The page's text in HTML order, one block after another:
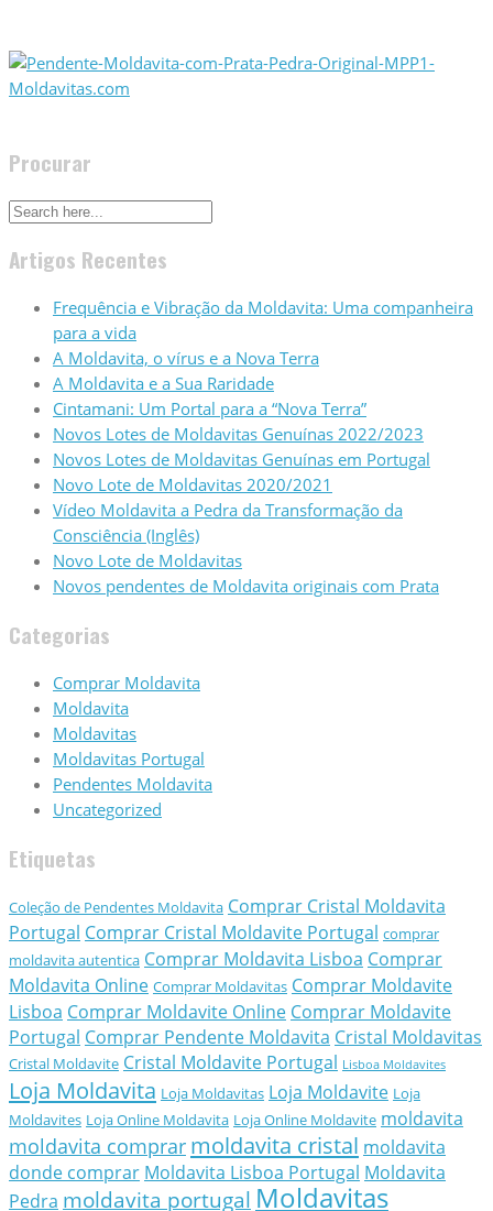
Procurar
Artigos Recentes
Frequência e Vibração da Moldavita: Uma companheira
para a vida
A Moldavita, o vírus e a Nova Terra
A Moldavita e a Sua Raridade
Cintamani: Um Portal para a “Nova Terra”
Novos Lotes de Moldavitas Genuínas 2022/2023
Novos Lotes de Moldavitas Genuínas em Portugal
Novo Lote de Moldavitas 2020/2021
Vídeo Moldavita a Pedra da Transformação da
Consciência (Inglês)
Novo Lote de Moldavitas
Novos pendentes de Moldavita originais com Prata
Categorias
Comprar Moldavita
Moldavita
Moldavitas
Moldavitas Portugal
Pendentes Moldavita
Uncategorized
Etiquetas
Coleção de Pendentes Moldavita Comprar Cristal Moldavita
Portugal Comprar Cristal Moldavite Portugal comprar
moldavita autentica Comprar Moldavita Lisboa Comprar
Moldavita Online Comprar Moldavitas Comprar Moldavite
Lisboa Comprar Moldavite Online Comprar Moldavite
Portugal Comprar Pendente Moldavita Cristal Moldavitas
Cristal Moldavite Cristal Moldavite Portugal Lisboa Moldavites
Loja Moldavita Loja Moldavitas Loja Moldavite Loja
Moldavites Loja Online Moldavita Loja Online Moldavite moldavita
moldavita comprar moldavita cristal moldavita
donde comprar Moldavita Lisboa Portugal Moldavita
Pedra moldavita portugal Moldavitas